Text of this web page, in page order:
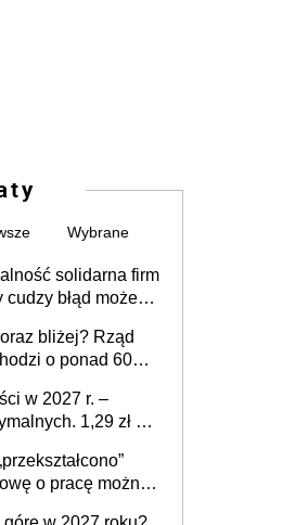
Wybrane
solidarna firm
błąd może
bliżej? Rząd
o ponad 60
w 2027 r. –
1,29 zł za
z
gospodarczej
o pracę można